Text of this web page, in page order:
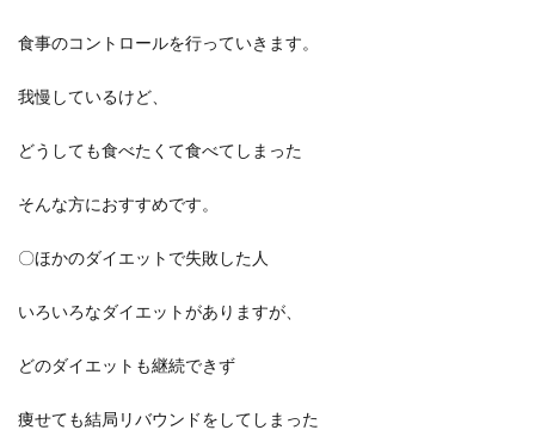
食事のコントロールを行っていきます。
我慢しているけど、
どうしても食べたくて食べてしまった
そんな方におすすめです。
〇ほかのダイエットで失敗した人
いろいろなダイエットがありますが、
どのダイエットも継続できず
痩せても結局リバウンドをしてしまった